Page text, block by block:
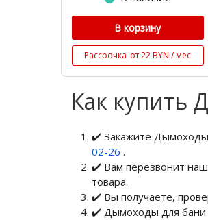
В корзину
Рассрочка от 22 BYN / мес
Как купить
✔️ Закажите Дымоходы
02-26 .
✔️ Вам перезвонит наш
товара.
✔️ Вы получаете,
✔️ Дымоходы для бани